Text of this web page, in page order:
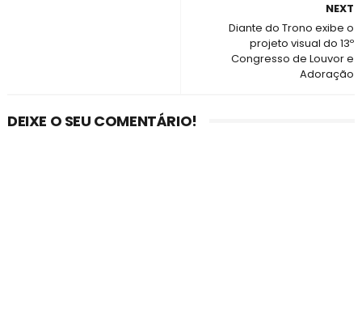
NEXT
Diante do Trono exibe o
projeto visual do 13º
Congresso de Louvor e
Adoração
DEIXE O SEU COMENTÁRIO!